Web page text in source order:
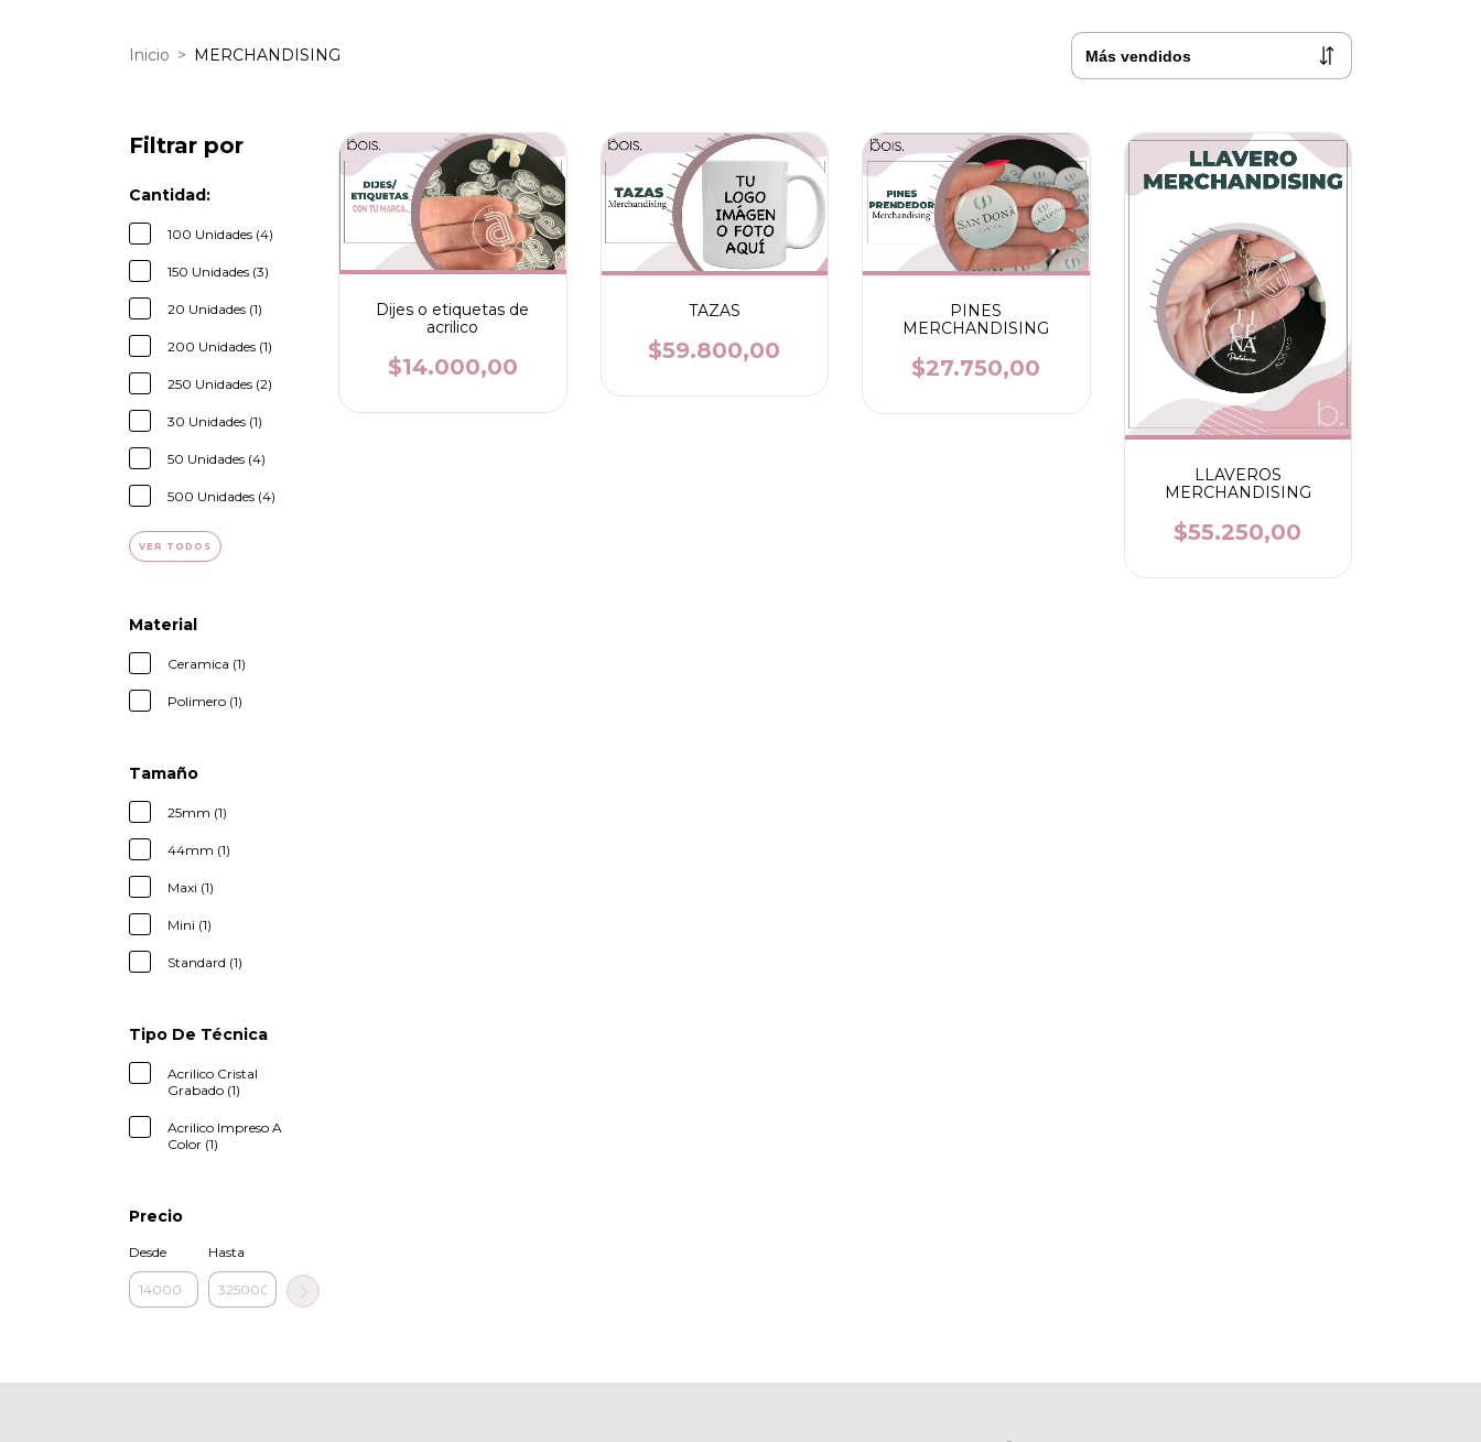
Inicio > MERCHANDISING
Filtrar por
Cantidad:
100 Unidades (4)
150 Unidades (3)
20 Unidades (1)
200 Unidades (1)
250 Unidades (2)
30 Unidades (1)
50 Unidades (4)
500 Unidades (4)
VER TODOS
Material
Ceramica (1)
Polimero (1)
Tamaño
25mm (1)
44mm (1)
Maxi (1)
Mini (1)
Standard (1)
Tipo De Técnica
Acrilico Cristal
Grabado (1)
Acrilico Impreso A
Color (1)
Precio
Desde Hasta
Dijes o etiquetas de
acrilico
$14.000,00
TAZAS
$59.800,00
PINES
MERCHANDISING
$27.750,00
LLAVEROS
MERCHANDISING
$55.250,00